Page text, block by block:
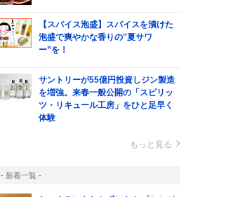
【スパイス泡盛】スパイスを漬けた
泡盛で爽やかな香りの‟夏サワ
ー”を！
サントリーが55億円投資しジン製造
を増強。来春一般公開の「スピリッ
ツ・リキュール工房」をひと足早く
体験
もっと見る
新着一覧 -